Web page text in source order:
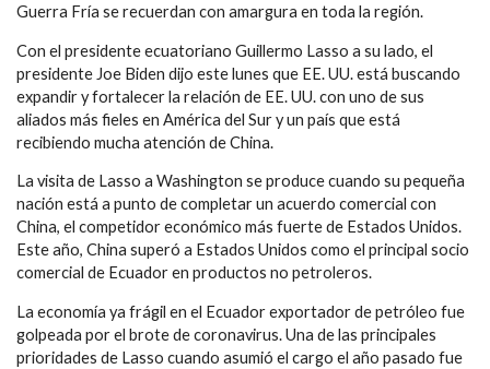
Guerra Fría se recuerdan con amargura en toda la región.
Con el presidente ecuatoriano Guillermo Lasso a su lado, el
presidente Joe Biden dijo este lunes que EE. UU. está buscando
expandir y fortalecer la relación de EE. UU. con uno de sus
aliados más fieles en América del Sur y un país que está
recibiendo mucha atención de China.
La visita de Lasso a Washington se produce cuando su pequeña
nación está a punto de completar un acuerdo comercial con
China, el competidor económico más fuerte de Estados Unidos.
Este año, China superó a Estados Unidos como el principal socio
comercial de Ecuador en productos no petroleros.
La economía ya frágil en el Ecuador exportador de petróleo fue
golpeada por el brote de coronavirus. Una de las principales
prioridades de Lasso cuando asumió el cargo el año pasado fue